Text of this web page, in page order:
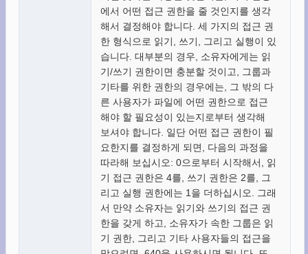
에서 어떤 접근 권한을 줄 것인지를 생각
해서 결정해야 합니다. 세 가지의 접근 권
한 형식으로 읽기, 쓰기, 그리고 실행이 있
습니다. 대부분의 경우, 소유자에게는 읽
기/쓰기 권한이면 충분할 것이고, 그룹과
기타를 위한 권한의 경우에는, 그 밖의 다
른 사용자가 파일에 어떤 권한으로 접근
해야 할 필요성이 있는지로부터 생각해
보셔야 합니다. 일단 어떤 접근 권한이 필
요한지를 결정하게 되면, 다음의 과정을
따라해 보십시오: 0으로부터 시작해서, 읽
기 접근 권한은 4를, 쓰기 권한은 2를, 그
리고 실행 권한에는 1을 더하십시오. 그래
서 만약 소유자는 읽기와 쓰기의 접근 권
한을 갖게 하고, 소유자가 속한 그룹은 읽
기 권한, 그리고 기타 사용자들의 접근을